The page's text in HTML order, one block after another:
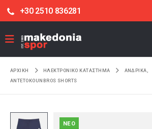
+30 2510 836281
ΑΡΧΙΚΉ ΗΛΕΚΤΡΟΝΙΚΌ ΚΑΤΆΣΤΗΜΑ ΑΝΔΡΙΚΑ
ANTETOKOUNBROS SHORTS
NEO